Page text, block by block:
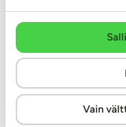
Vain
Muut